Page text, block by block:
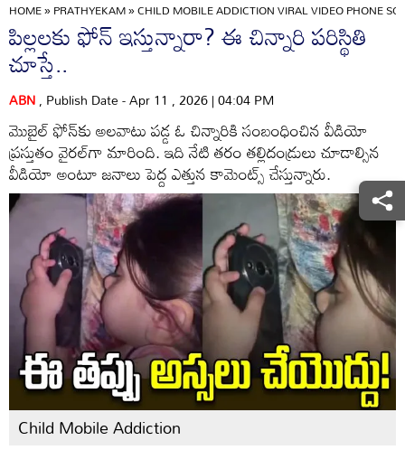
HOME»PRATHYEKAM»CHILD MOBILE ADDICTION VIRAL VIDEO PHONE
పిల్లలకు ఫోన్ ఇస్తున్నారా? ఈ చిన్నారి పరిస్థితి
చూస్తే..
ABN, Publish Date - Apr 11 , 2026 | 04:04 PM
మొబైల్ ఫోన్‌కు అలవాటు పడ్డ ఓ చిన్నారికి సంబంధించిన వీడియో
ప్రస్తుతం వైరల్‌గా మారింది. ఇది నేటి తరం తల్లిదండ్రులు చూడాల్సిన
వీడియో అంటూ జనాలు పెద్ద ఎత్తున కామెంట్స్ చేస్తున్నారు.
Child Mobile Addiction